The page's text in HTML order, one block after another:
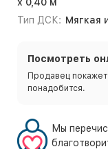
Тип ДСК: Мягкая
Посмотреть
Продавец
понадобится.
Мы